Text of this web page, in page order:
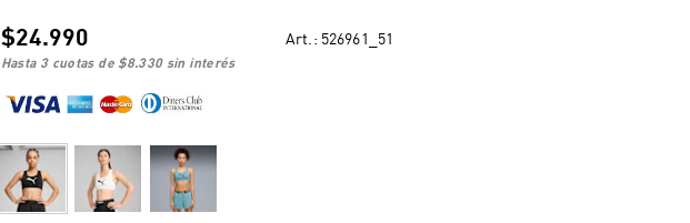
$24.990 Art.: 526961_51
hasta 3 cuotas de $8.330sin interés